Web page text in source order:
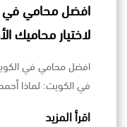
لاختيار محاميك
في الكويت: لماذا
اقرأ المزيد